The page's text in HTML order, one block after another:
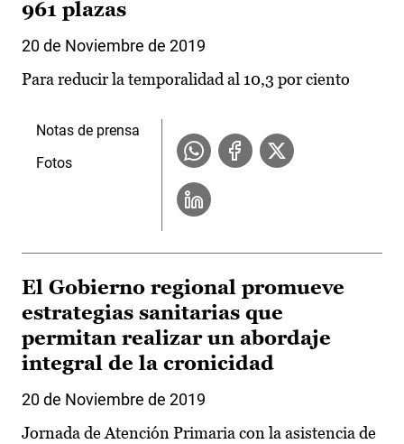
961 plazas
20 de Noviembre de 2019
Para reducir la temporalidad al 10,3 por ciento
Notas de prensa
Fotos
El Gobierno regional promueve
estrategias sanitarias que
permitan realizar un abordaje
integral de la cronicidad
20 de Noviembre de 2019
Jornada de Atención Primaria con la asistencia de